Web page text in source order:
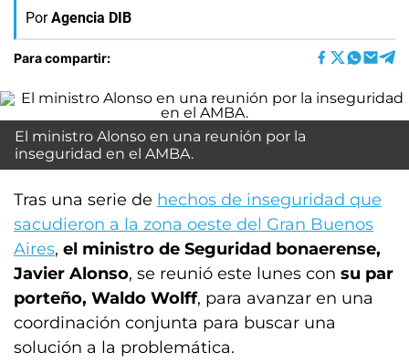
Por Agencia DIB
Para compartir:
El ministro Alonso en una reunión por la
inseguridad en el AMBA.
Tras una serie de hechos de inseguridad que
sacudieron a la zona oeste del Gran Buenos
Aires, el ministro de Seguridad bonaerense,
Javier Alonso, se reunió este lunes con su par
porteño, Waldo Wolff, para avanzar en una
coordinación conjunta para buscar una
solución a la problemática.